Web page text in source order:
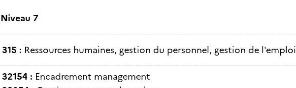
Niveau 7
315 : Ressources humaines, gestion du personnel, gestion de l'emploi
32154 : Encadrement management